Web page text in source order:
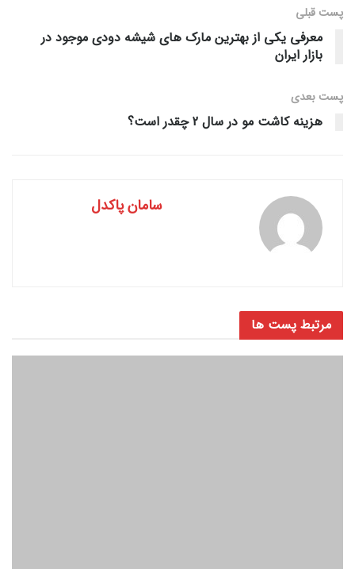
پست قبلی
معرفی یکی از بهترین مارک های شیشه دودی موجود در
بازار ایران
پست‌ بعدی
هزینه کاشت مو در سال 2 چقدر است؟
سامان پاکدل
مرتبط پست ها